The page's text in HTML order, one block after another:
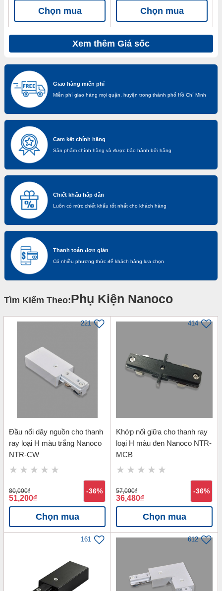
Chọn mua Chọn mua
Xem thêm Giá sốc
Giao hàng miễn phí
Miễn phí giao hàng mọi quận, huyện trong thành phố Hồ Chí Minh
Cam kết chính hãng
Sản phẩm chính hãng và được bảo hành bởi hãng
Chiết khấu hấp dẫn
Luôn có mức chiết khấu tốt nhất cho khách hàng
Thanh toán đơn giản
Có nhiều phương thức để khách hàng lựa chọn
Tìm Kiếm Theo:Phụ Kiện Nanoco
221
Đầu nối dây nguồn cho thanh
ray loại H màu trắng Nanoco
NTR-CW
80,000đ
51,200đ
-36%
Chọn mua
414
Khớp nối giữa cho thanh ray
loại H màu đen Nanoco NTR-
MCB
57,000đ
36,480đ
-36%
Chọn mua
161 612